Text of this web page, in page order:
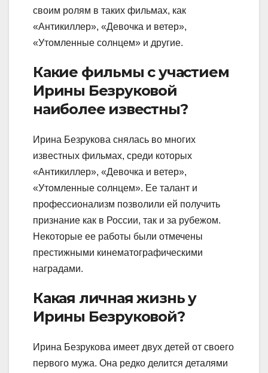
своим ролям в таких фильмах, как
«Антикиллер», «Девочка и ветер»,
«Утомленные солнцем» и другие.
Какие фильмы с участием
Ирины Безруковой
наиболее известны?
Ирина Безрукова снялась во многих
известных фильмах, среди которых
«Антикиллер», «Девочка и ветер»,
«Утомленные солнцем». Ее талант и
профессионализм позволили ей получить
признание как в России, так и за рубежом.
Некоторые ее работы были отмечены
престижными кинематографическими
наградами.
Какая личная жизнь у
Ирины Безруковой?
Ирина Безрукова имеет двух детей от своего
первого мужа. Она редко делится деталями